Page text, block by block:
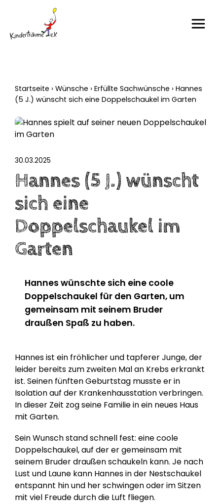
Startseite › Wünsche › Erfüllte Sachwünsche › Hannes
(5 J.) wünscht sich eine Doppelschaukel im Garten
30.03.2025
Hannes (5 J.) wünscht
sich eine
Doppelschaukel im
Garten
Hannes wünschte sich eine coole
Doppelschaukel für den Garten, um
gemeinsam mit seinem Bruder
draußen Spaß zu haben.
Hannes ist ein fröhlicher und tapferer Junge, der
leider bereits zum zweiten Mal an Krebs erkrankt
ist. Seinen fünften Geburtstag musste er in
Isolation auf der Krankenhausstation verbringen.
In dieser Zeit zog seine Familie in ein neues Haus
mit Garten.
Sein Wunsch stand schnell fest: eine coole
Doppelschaukel, auf der er gemeinsam mit
seinem Bruder draußen schaukeln kann. Je nach
Lust und Laune kann Hannes in der Nestschaukel
entspannt hin und her schwingen oder im Sitzen
mit viel Freude durch die Luft fliegen.